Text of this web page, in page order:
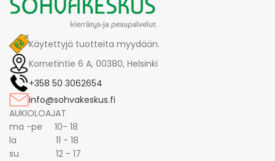
Käytettyjä tuotteita myydään.
Kornetintie 6 A, 00380, Helsinki
+358 50 3062654
info@sohvakeskus.fi
AUKIOLOAJAT
ma -pe 10- 18
la 11 - 18
su 12 - 17